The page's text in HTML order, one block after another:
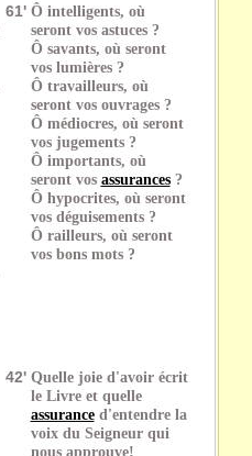
61' Ô intelligents, où
seront vos astuces ?
Ô savants, où seront
vos lumières ?
Ô travailleurs, où
seront vos ouvrages ?
Ô médiocres, où seront
vos jugements ?
Ô importants, où
seront vos assurances?
Ô hypocrites, où seront
vos déguisements ?
Ô railleurs, où seront
vos bons mots ?
42' Quelle joie d'avoir écrit
le Livre et quelle
assuranced'entendre la
voix du Seigneur qui
nous approuve!